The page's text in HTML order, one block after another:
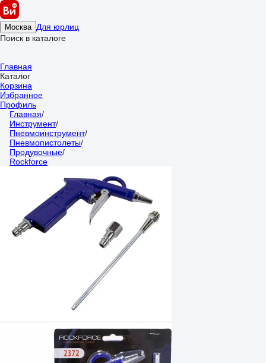
Москва Для юрлиц
Поиск в каталоге
Главная
Каталог
Корзина
Избранное
Профиль
Главная/
Инструмент/
Пневмоинструмент/
Пневмопистолеты/
Продувочные/
Rockforce